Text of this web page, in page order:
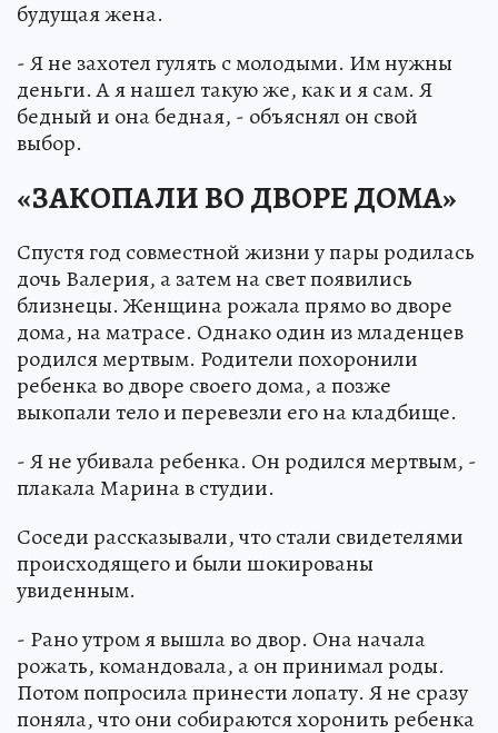
будущая жена.
- Я не захотел гулять с молодыми. Им нужны
деньги. А я нашел такую же, как и я сам. Я
бедный и она бедная, - объяснял он свой
выбор.
«ЗАКОПАЛИ ВО ДВОРЕ ДОМА»
Спустя год совместной жизни у пары родилась
дочь Валерия, а затем на свет появились
близнецы. Женщина рожала прямо во дворе
дома, на матрасе. Однако один из младенцев
родился мертвым. Родители похоронили
ребенка во дворе своего дома, а позже
выкопали тело и перевезли его на кладбище.
- Я не убивала ребенка. Он родился мертвым, -
плакала Марина в студии.
Соседи рассказывали, что стали свидетелями
происходящего и были шокированы
увиденным.
- Рано утром я вышла во двор. Она начала
рожать, командовала, а он принимал роды.
Потом попросила принести лопату. Я не сразу
поняла, что они собираются хоронить ребенка